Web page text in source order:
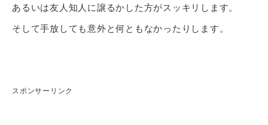
あるいは友人知人に譲るかした方がスッキリします。
そして手放しても意外と何ともなかったりします。
スポンサーリンク